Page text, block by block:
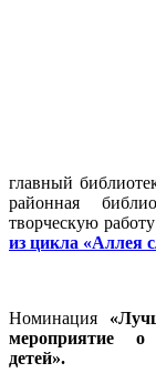
главный
районная
творческую
из цикла «Аллея
Номинация
мероприятие
детей».